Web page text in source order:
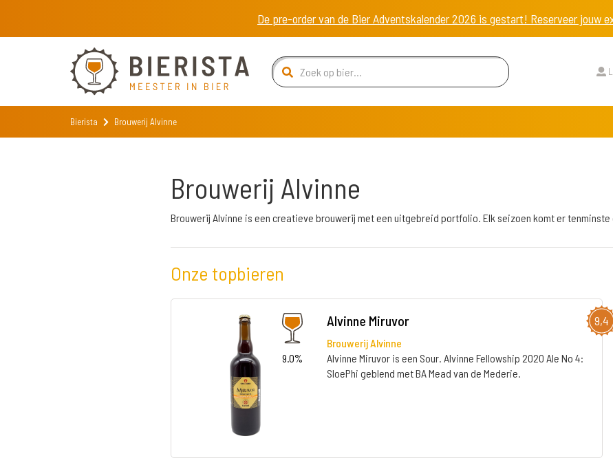
De pre-order van de Bier Adventskalender 2026 is gestart! Reserveer jouw
Bierista Brouwerij Alvinne
Brouwerij Alvinne
Brouwerij Alvinne is een creatieve brouwerij met een uitgebreid portfolio. Elk seizoen komt er tenminste
Onze topbieren
9,4
9.0%
Alvinne Miruvor
Brouwerij Alvinne
Alvinne Miruvor is een Sour. Alvinne Fellowship 2020 Ale No 4:
SloePhi geblend met BA Mead van de Mederie.